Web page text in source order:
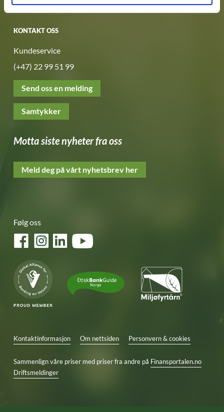
KONTAKT OSS
Kundeservice
(+47) 22 99 51 99
Send oss en melding
Samtykker
Motta siste nyheter fra oss
Meld deg på vårt nyhetsbrev her
Følg oss
FacebookInstagramLinkedInYouTube
Kontaktinformasjon Om nettsiden Personvern & cookies
Sammenlign våre priser med priser fra andre på Finansportalen.no
Driftsmeldinger